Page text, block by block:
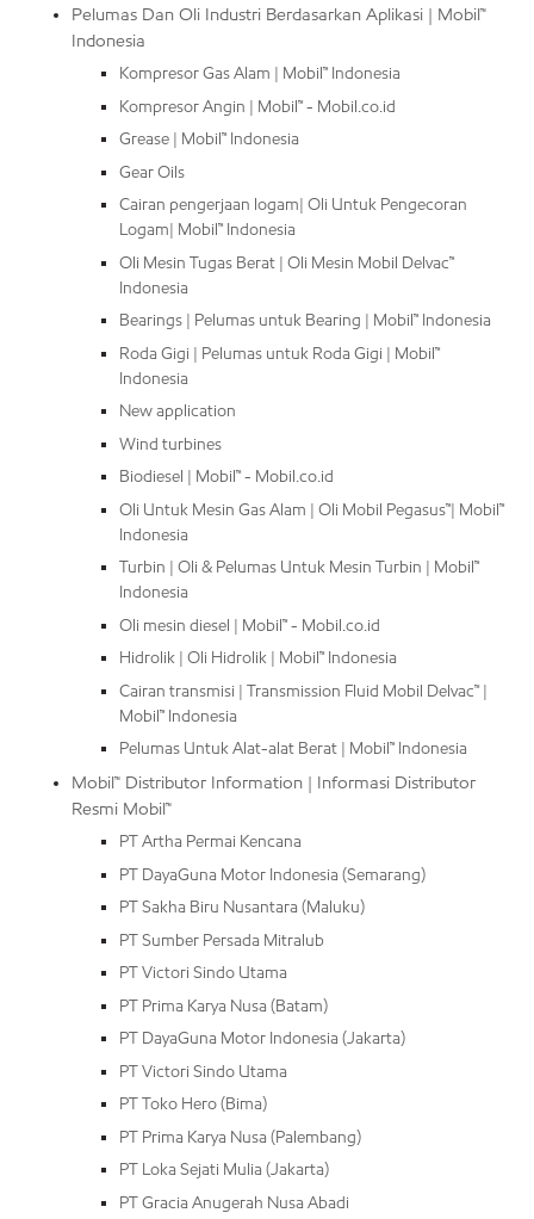
Pelumas Dan Oli Industri Berdasarkan Aplikasi | Mobil™
Indonesia
Kompresor Gas Alam | Mobil™ Indonesia
Kompresor Angin | Mobil™ - Mobil.co.id
Grease | Mobil™ Indonesia
Gear Oils
Cairan pengerjaan logam| Oli Untuk Pengecoran
Logam| Mobil™ Indonesia
Oli Mesin Tugas Berat | Oli Mesin Mobil Delvac™
Indonesia
Bearings | Pelumas untuk Bearing | Mobil™ Indonesia
Roda Gigi | Pelumas untuk Roda Gigi | Mobil™
Indonesia
New application
Wind turbines
Biodiesel | Mobil™ - Mobil.co.id
Oli Untuk Mesin Gas Alam | Oli Mobil Pegasus™| Mobil™
Indonesia
Turbin | Oli & Pelumas Untuk Mesin Turbin | Mobil™
Indonesia
Oli mesin diesel | Mobil™ - Mobil.co.id
Hidrolik | Oli Hidrolik | Mobil™ Indonesia
Cairan transmisi | Transmission Fluid Mobil Delvac™ |
Mobil™ Indonesia
Pelumas Untuk Alat-alat Berat | Mobil™ Indonesia
Mobil™ Distributor Information | Informasi Distributor
Resmi Mobil™
PT Artha Permai Kencana
PT DayaGuna Motor Indonesia (Semarang)
PT Sakha Biru Nusantara (Maluku)
PT Sumber Persada Mitralub
PT Victori Sindo Utama
PT Prima Karya Nusa (Batam)
PT DayaGuna Motor Indonesia (Jakarta)
PT Victori Sindo Utama
PT Toko Hero (Bima)
PT Prima Karya Nusa (Palembang)
PT Loka Sejati Mulia (Jakarta)
PT Gracia Anugerah Nusa Abadi